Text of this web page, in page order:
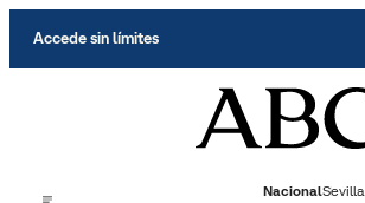
Accede sin límites
NacionalSevilla